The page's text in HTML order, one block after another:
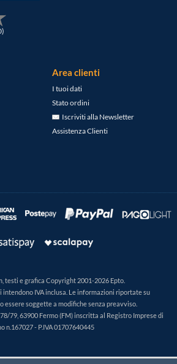
Area clienti
I tuoi dati
Stato ordini
Iscriviti alla Newsletter
Assistenza Clienti
testi e grafica Copyright 2001-2026 Epto.
intendono IVA inclusa. Le informazioni riportate su
essere soggette a modifiche senza preavviso.
79, 63900 Fermo (FM) inscritta al Registro Imprese di
n.167027 - P.IVA 01707640445